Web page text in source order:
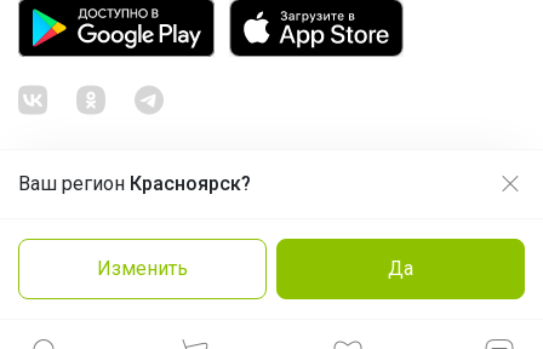
Ваш регион Красноярск?
Изменить Да
Политика конфиденциальности
Cоглашение пользователя
Продолжая использовать этот сайт и нажимая кнопку
Принять